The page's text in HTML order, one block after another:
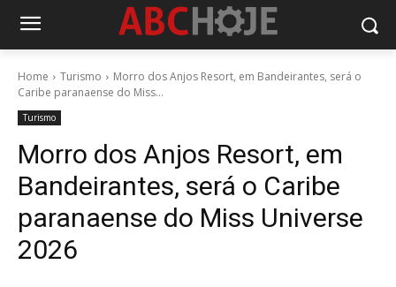
Home Turismo
Morro dos Anjos Resort, em Bandeirantes, será o
Caribe paranaense do Miss...
Turismo
Morro dos Anjos Resort, em
Bandeirantes, será o Caribe
paranaense do Miss Universe
2026